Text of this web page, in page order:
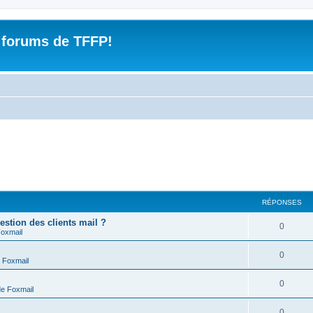
de TFFP!
RÉPONSES
des clients mail ? 0R
é
o
n
Foxmail
0R
é
o
Foxmail
0R
é